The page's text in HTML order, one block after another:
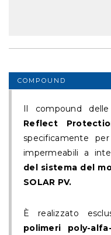
COMPOUND
Il compound delle
Reflect
specificamente
impermeabili a
del sistema del
SOLAR PV.
È realizzato
polimeri poly-